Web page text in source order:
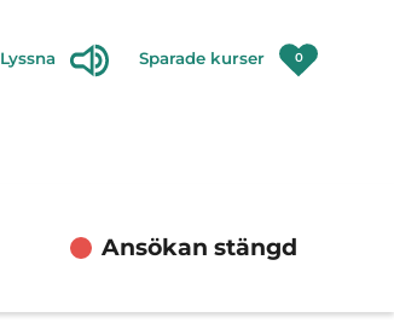
Lyssna Sparade kurser 0
Ansökan stängd